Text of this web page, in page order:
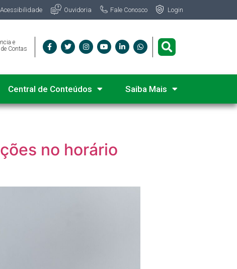
Acessibilidade Ouvidoria Fale Conosco Login
e
Contas
Central de Conteúdos Saiba Mais
no horário